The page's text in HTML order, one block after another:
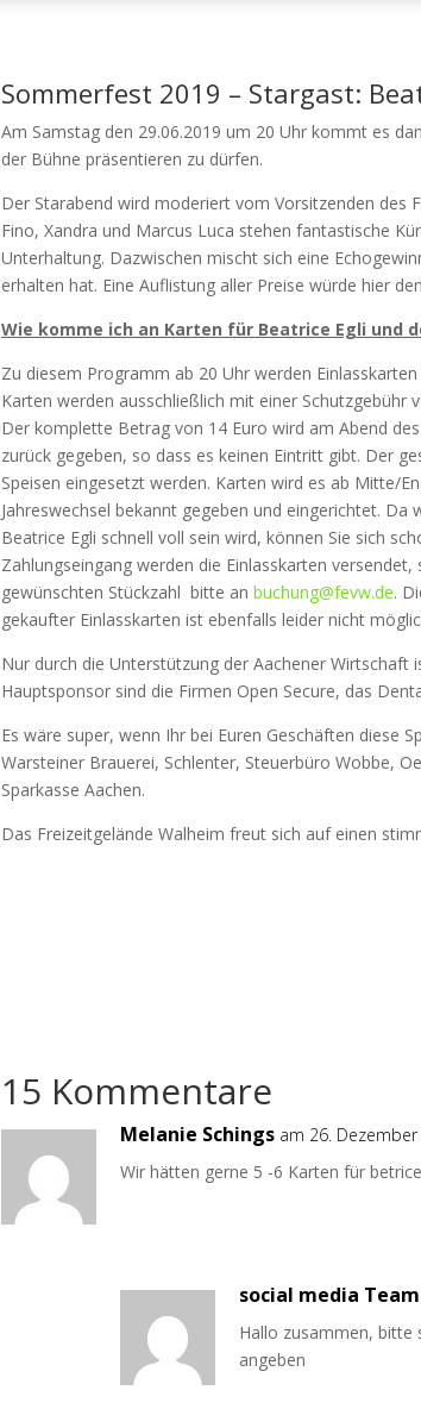
Sommerfest 2019 – Stargast:
Am Samstag den 29.06.2019 um 20 Uhr kommt es
der Bühne präsentieren zu dürfen.
Der Starabend wird moderiert vom Vorsitzenden des
Fino, Xandra und Marcus Luca stehen fantastische
Unterhaltung. Dazwischen mischt sich eine
erhalten hat. Eine Auflistung aller Preise würde hier
Wie komme ich an Karten für Beatrice Egli und
Zu diesem Programm ab 20 Uhr werden
Karten werden ausschließlich mit einer Schutzgebühr
Der komplette Betrag von 14 Euro wird am Abend
zurück gegeben, so dass es keinen Eintritt gibt. Der
Speisen eingesetzt werden. Karten wird es ab Mitte/
Jahreswechsel bekannt gegeben und eingerichtet.
Beatrice Egli schnell voll sein wird, können Sie sich
Zahlungseingang werden die Einlasskarten
gewünschten Stückzahl bitte anbuchung@fevw.de.
gekaufter Einlasskarten ist ebenfalls leider nicht
Nur durch die Unterstützung der Aachener
Hauptsponsor sind die Firmen Open Secure, das
Es wäre super, wenn Ihr bei Euren Geschäften diese
Warsteiner Brauerei, Schlenter, Steuerbüro Wobbe,
Sparkasse Aachen.
Das Freizeitgelände Walheim freut sich auf einen
15 Kommentare
Melanie Schings am 26.
Wir hätten gerne 5 -6 Karten für
social media Team
Hallo zusammen, bitte
angeben